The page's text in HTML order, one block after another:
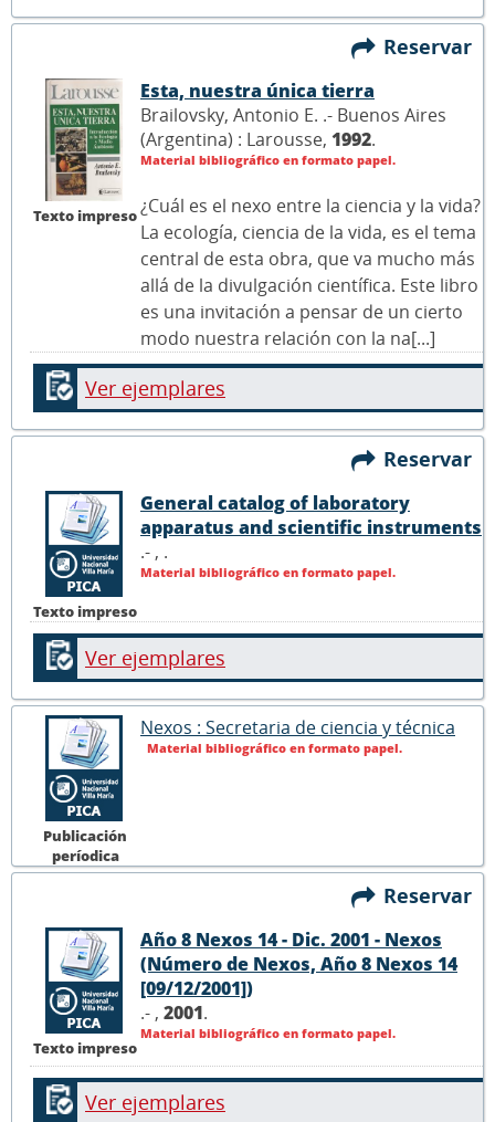
Reservar
Texto impreso
Esta, nuestra única tierra
Brailovsky, Antonio E. .- Buenos Aires
(Argentina) : Larousse, 1992.
Material bibliográfico en formato papel.
¿Cuál es el nexo entre la ciencia y la vida?
La ecología, ciencia de la vida, es el tema
central de esta obra, que va mucho más
allá de la divulgación científica. Este libro
es una invitación a pensar de un cierto
modo nuestra relación con la na[...]
Ver ejemplares
Reservar
Texto impreso
General catalog of laboratory
apparatus and scientific instruments
.- , .
Material bibliográfico en formato papel.
Ver ejemplares
Publicación
períodica
Nexos : Secretaria de ciencia y técnica
Material bibliográfico en formato papel.
Reservar
Texto impreso
Año 8 Nexos 14 - Dic. 2001 - Nexos
(Número de Nexos, Año 8 Nexos 14
[09/12/2001])
.- , 2001.
Material bibliográfico en formato papel.
Ver ejemplares